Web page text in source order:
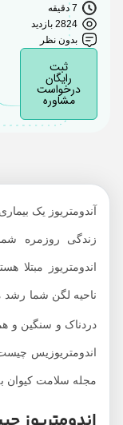
7 دقیقه
2824 بازدید
بدون نظر
رایگان
درخواست
مشاوره
آندومتریوز یک بیماری
زندگی روزمره شما
اندومتریوز مبتلا
ناحیه لگن شما رشد
دردناک و سنگین و
اندومتریوزیس چیست؟
مجله سلامت کیوان به